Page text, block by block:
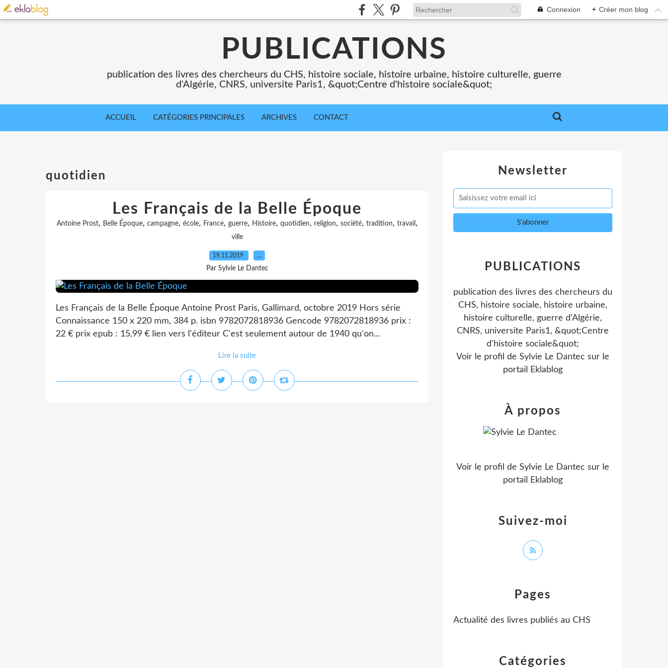
Connexion + Créer mon blog
PUBLICATIONS
publication des livres des chercheurs du CHS, histoire sociale, histoire urbaine, histoire culturelle, guerre
d'Algérie, CNRS, universite Paris1, &quot;Centre d'histoire sociale&quot;
ACCUEIL CATÉGORIES PRINCIPALES ARCHIVES CONTACT
quotidien
Les Français de la Belle Époque
Antoine Prost, Belle Époque, campagne, école, France, guerre, Histoire, quotidien, religion, société, tradition, travail ,
ville
19.11.2019 …
Par Sylvie Le Dantec
Les Français de la Belle Époque Antoine Prost Paris, Gallimard, octobre 2019 Hors série
Connaissance 150 x 220 mm, 384 p. isbn 9782072818936 Gencode 9782072818936 prix :
22 € prix epub : 15,99 € lien vers l'éditeur C'est seulement autour de 1940 qu'on...
Lire la suite
Newsletter
Catégories
Pages
Actualité des livres publiés au CHS
PUBLICATIONS
publication des livres des chercheurs du
CHS, histoire sociale, histoire urbaine,
histoire culturelle, guerre d'Algérie,
CNRS, universite Paris1, &quot;Centre
d'histoire sociale&quot;
Voir le profil de Sylvie Le Dantec sur le
portail Eklablog
Suivez-moi
À propos
Voir le profil de Sylvie Le Dantec sur le
portail Eklablog